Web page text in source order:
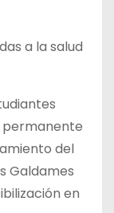
a la salud
del
Galdames
en